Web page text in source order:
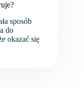
sposób
do
okazać się